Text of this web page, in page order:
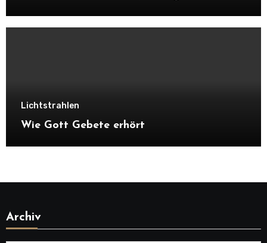
Lichtstrahlen
Wie Gott Gebete erhört
Archiv